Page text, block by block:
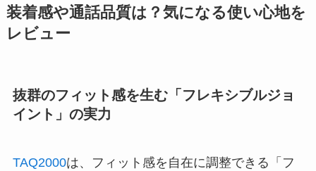
装着感や通話品質は？気になる使い心地を
レビュー
抜群のフィット感を生む「フレキシブルジョ
イント」の実力
TAQ2000は、フィット感を自在に調整できる「フ